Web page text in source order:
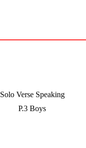
Solo Verse Speaking
P.3 Boys